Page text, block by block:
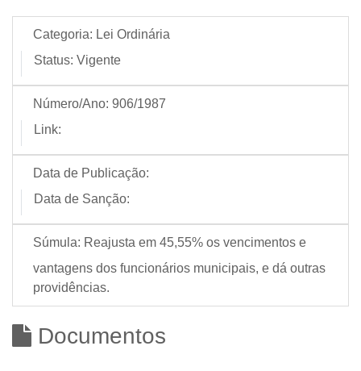
Categoria: Lei Ordinária
Status: Vigente
Número/Ano: 906/1987
Link:
Data de Publicação:
Data de Sanção:
Súmula: Reajusta em 45,55% os vencimentos e
vantagens dos funcionários municipais, e dá outras
providências.
Documentos